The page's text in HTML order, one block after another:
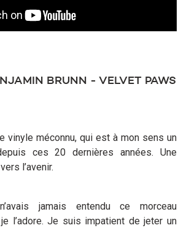
BRUNN - VELVET PAWS
vinyle méconnu, qui est à mon sens un
ces 20 dernières années. Une
l’avenir.
jamais entendu ce morceau
l’adore. Je suis impatient de jeter un